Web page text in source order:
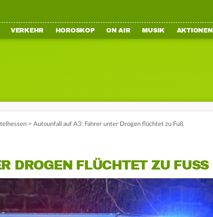
VERKEHR HOROSKOP ON AIR MUSIK AKTIONEN
> Autounfall auf A3: Fahrer unter Drogen flüchtet zu Fuß
DROGEN FLÜCHTET ZU FUSS